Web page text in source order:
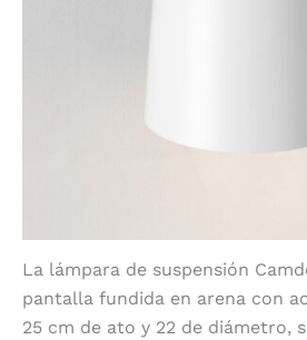
La lámpara de suspensión
pantalla fundida en arena con
25 cm de ato y 22 de diámetro,